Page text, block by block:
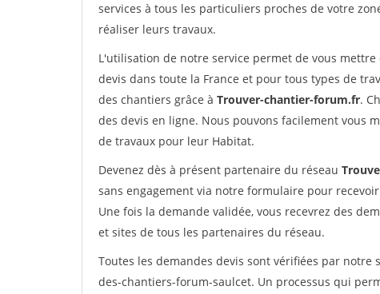
services à tous les particuliers proches de votre
réaliser leurs travaux.
L'utilisation de notre service permet de vous
devis dans toute la France et pour tous types de
des chantiers grâce à Trouver-chantier-forum.fr.
des devis en ligne. Nous pouvons facilement vous
de travaux pour leur Habitat.
Devenez dès à présent partenaire du réseau
sans engagement via notre formulaire pour
Une fois la demande validée, vous recevrez des
et sites de tous les partenaires du réseau.
Toutes les demandes devis sont vérifiées par
des-chantiers-forum-saulcet. Un processus qui